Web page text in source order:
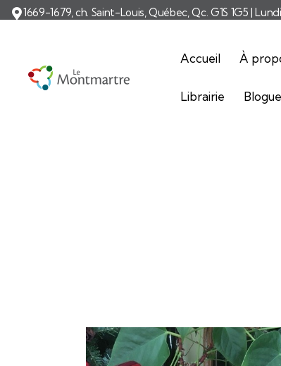
1669-1679, ch. Saint-Louis, Québec, Qc. G1S 1G5 |
Accueil À
Librairie Blogue